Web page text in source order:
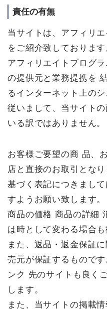
責任の有無
当サイトは、アフィリ
をご紹介致しております
アフィリエイトプログ
の提供元と業務提携を
るインターネット上のシ
従いまして、当サイト
いる訳ではありません。
お客様ご要望の商 品、
店と直接のお取引とな
基づく表記につきまし
すようお願い致します。
商品の価格 商品の詳細
は時として変わる場合も
また、返品・返金保証
売元が保証するもので
ンク 先のサイトも良く
します。
また、当サイトの掲載